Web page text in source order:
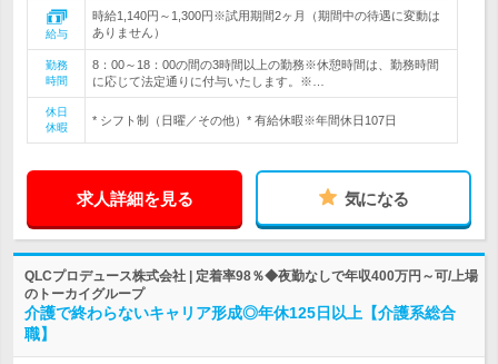
給与
時給1,140円～1,300円※試用期間2ヶ月（期間中の待遇に変動は
ありません）
勤務
時間
8：00～18：00の間の3時間以上の勤務※休憩時間は、勤務時間
に応じて法定通りに付与いたします。※…
休日
休暇
* シフト制（日曜／その他）* 有給休暇※年間休日107日
求人詳細を見る 気になる
QLCプロデュース株式会社 | 定着率98％◆夜勤なしで年収400万円～可/上場
のトーカイグループ
介護で終わらないキャリア形成◎年休125日以上【介護系総合
職】